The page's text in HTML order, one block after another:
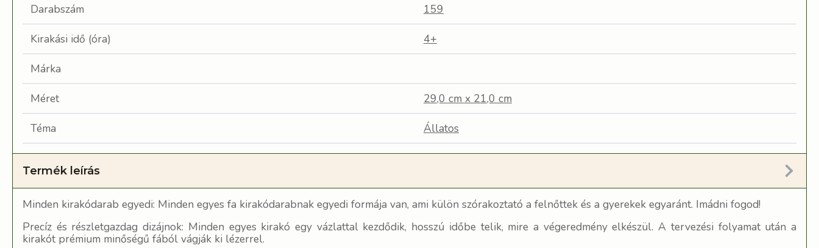
Darabszám 159
Kirakási idő (óra) 4+
Márka
Méret 29,0 cm x 21,0 cm
Téma Állatos
Termék leírás
Minden kirakódarab egyedi: Minden egyes fa kirakódarabnak egyedi formája van, ami külön szórakoztató a felnőttek és a gyerekek egyaránt. Imádni fogod!
Precíz és részletgazdag dizájnok: Minden egyes kirakó egy vázlattal kezdődik, hosszú időbe telik, mire a végeredmény elkészül. A tervezési folyamat után a
kirakót prémium minőségű fából vágják ki lézerrel.